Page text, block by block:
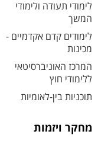
לימודי תעודה ולימודי
המשך
לימודים קדם אקדמיים -
מכינות
המרכז האוניברסיטאי
ללימודי חוץ
תוכניות בין-לאומיות
מחקר ויזמות